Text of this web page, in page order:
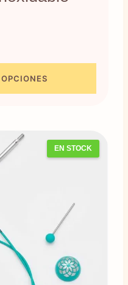
EN STOCK